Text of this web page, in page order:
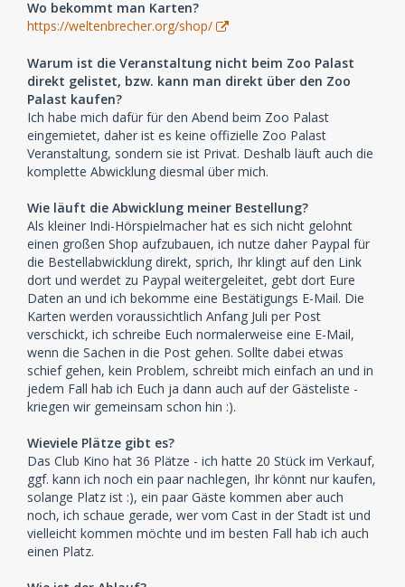
Wo bekommt man Karten?
https://weltenbrecher.org/shop/
Warum ist die Veranstaltung nicht beim Zoo Palast
direkt gelistet, bzw. kann man direkt über den Zoo
Palast kaufen?
Ich habe mich dafür für den Abend beim Zoo Palast
eingemietet, daher ist es keine offizielle Zoo Palast
Veranstaltung, sondern sie ist Privat. Deshalb läuft auch die
komplette Abwicklung diesmal über mich.
Wie läuft die Abwicklung meiner Bestellung?
Als kleiner Indi-Hörspielmacher hat es sich nicht gelohnt
einen großen Shop aufzubauen, ich nutze daher Paypal für
die Bestellabwicklung direkt, sprich, Ihr klingt auf den Link
dort und werdet zu Paypal weitergeleitet, gebt dort Eure
Daten an und ich bekomme eine Bestätigungs E-Mail. Die
Karten werden voraussichtlich Anfang Juli per Post
verschickt, ich schreibe Euch normalerweise eine E-Mail,
wenn die Sachen in die Post gehen. Sollte dabei etwas
schief gehen, kein Problem, schreibt mich einfach an und in
jedem Fall hab ich Euch ja dann auch auf der Gästeliste -
kriegen wir gemeinsam schon hin :).
Wieviele Plätze gibt es?
Das Club Kino hat 36 Plätze - ich hatte 20 Stück im Verkauf,
ggf. kann ich noch ein paar nachlegen, Ihr könnt nur kaufen,
solange Platz ist :), ein paar Gäste kommen aber auch
noch, ich schaue gerade, wer vom Cast in der Stadt ist und
vielleicht kommen möchte und im besten Fall hab ich auch
einen Platz.